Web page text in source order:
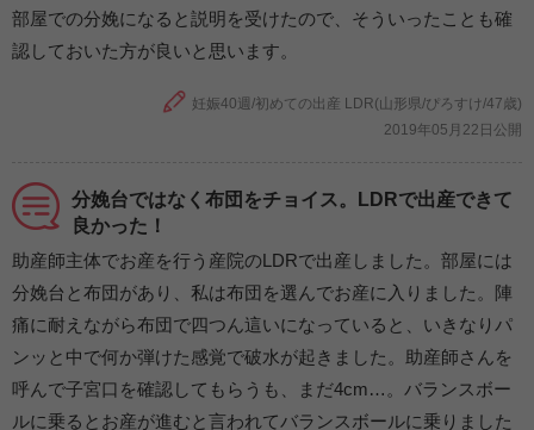
部屋での分娩になると説明を受けたので、そういったことも確
認しておいた方が良いと思います。
妊娠40週/初めての出産 LDR(山形県/ぴろすけ/47歳)
2019年05月22日公開
分娩台ではなく布団をチョイス。LDRで出産できて
良かった！
助産師主体でお産を行う産院のLDRで出産しました。部屋には
分娩台と布団があり、私は布団を選んでお産に入りました。陣
痛に耐えながら布団で四つん這いになっていると、いきなりパ
ンッと中で何か弾けた感覚で破水が起きました。助産師さんを
呼んで子宮口を確認してもらうも、まだ4cm…。バランスボー
ルに乗るとお産が進むと言われてバランスボールに乗りました